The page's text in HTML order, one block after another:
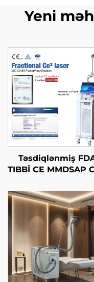
Yeni
Təsdiqlənmiş
TIBBİ CE MMDSAP
Maşını